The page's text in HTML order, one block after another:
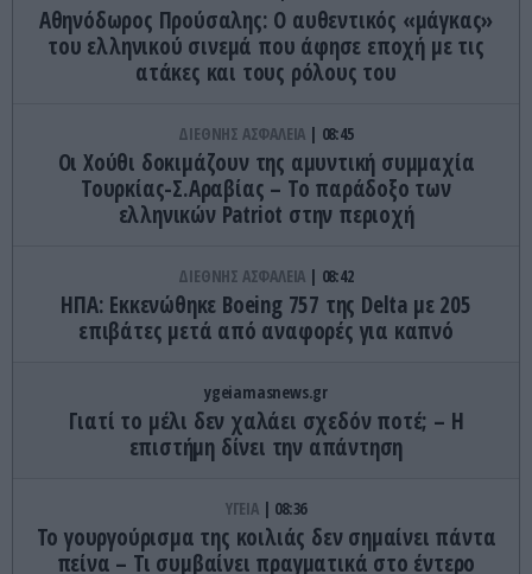
Αθηνόδωρος Προύσαλης: Ο αυθεντικός «μάγκας»
του ελληνικού σινεμά που άφησε εποχή με τις
ατάκες και τους ρόλους του
ΔΙΕΘΝΗΣ ΑΣΦΑΛΕΙΑ 08:45
Οι Χούθι δοκιμάζουν της αμυντική συμμαχία
Τουρκίας-Σ.Αραβίας – Το παράδοξο των
ελληνικών Patriot στην περιοχή
ΔΙΕΘΝΗΣ ΑΣΦΑΛΕΙΑ 08:42
ΗΠΑ: Εκκενώθηκε Boeing 757 της Delta με 205
επιβάτες μετά από αναφορές για καπνό
ygeiamasnews.gr
Γιατί το μέλι δεν χαλάει σχεδόν ποτέ; – Η
επιστήμη δίνει την απάντηση
ΥΓΕΙΑ 08:36
Το γουργούρισμα της κοιλιάς δεν σημαίνει πάντα
πείνα – Τι συμβαίνει πραγματικά στο έντερο